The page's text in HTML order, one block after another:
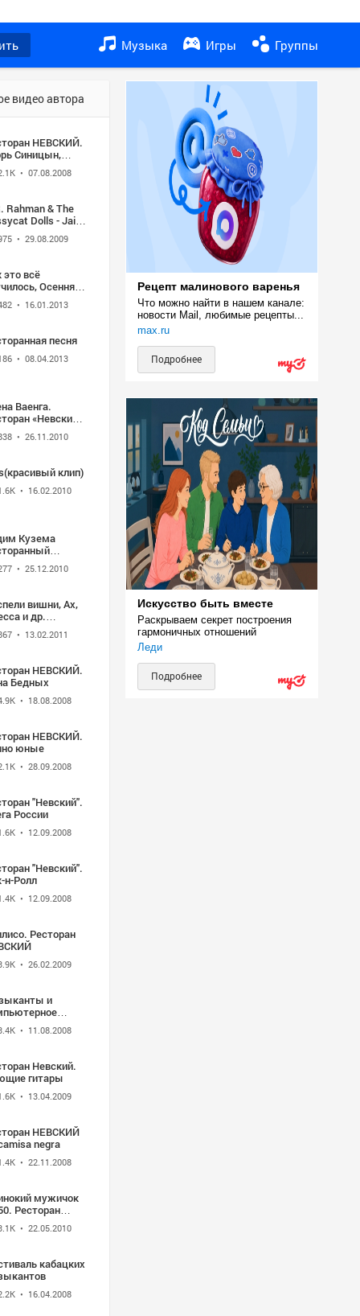
Музыка Игры Группы
видео автора
НЕВСКИЙ.
Синицын,
Васильев -
КУРАЖ
• 07.08.2008
Rahman & The
Dolls - Jai
• 29.08.2009
это всё
Осенняя
Ресторан
• 16.01.2013
песня
• 08.04.2013
Ваенга.
«Невский».
• 26.11.2010
клип)
• 16.02.2010
Кузема
• 25.12.2010
вишни, Ах,
и др.
НЕВСКИЙ
• 13.02.2011
НЕВСКИЙ.
Бедных
• 18.08.2008
НЕВСКИЙ.
юные
• 28.09.2008
"Невский".
России
• 12.09.2008
"Невский".
н-Ролл
• 12.09.2008
Ресторан
• 26.02.2009
и
• 11.08.2008
Невский.
гитары
• 13.04.2009
НЕВСКИЙ
negra
• 22.11.2008
мужичок
Ресторан
• 22.05.2010
кабацких
• 16.04.2008
Рецепт малинового варенья
Что можно найти в нашем канале:
новости Mail, любимые рецепты...
max.ru
Подробнее
Искусство быть вместе
Раскрываем секрет построения
гармоничных отношений
Леди
Подробнее